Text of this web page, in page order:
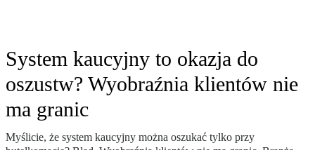
System kaucyjny to okazja do
oszustw? Wyobraźnia klientów nie
ma granic
Myślicie, że system kaucyjny można oszukać tylko przy